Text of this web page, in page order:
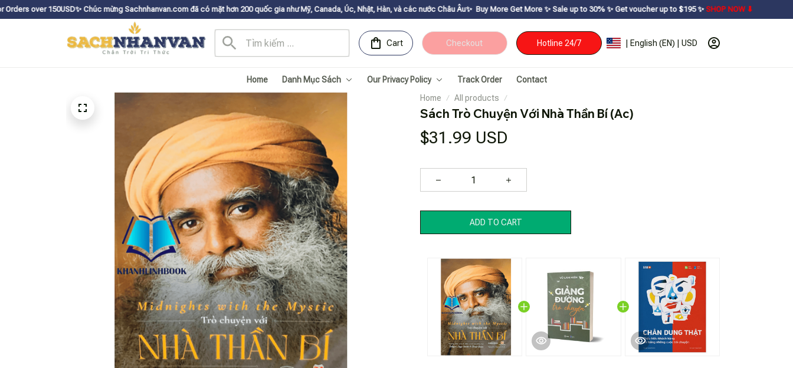
ㅤ✨Chúc mừng Sachnhanvan.com đã có mặt hơn 200 quốc gia như Mỹ, Canada, Úc, Nhật, Hàn, và các nước Châu Âu✨ Buy More Get Moreㅤ ✨ㅤ Sale up to 30% ㅤ✨ㅤ Get voucher up to $195ㅤ ✨ㅤSHOP NOW ⬇
Cart Checkout Hotline 24/7 | English (EN) | USD
Home Danh Mục Sách Our Privacy Policy Track Order
Contact
Home
All products
Sách Trò Chuyện Với Nhà Thần Bí (Ac)
$31.99 USD
ADD TO CART